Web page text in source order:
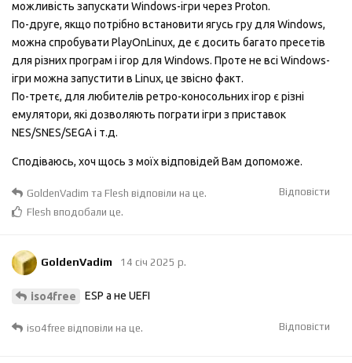
можливість запускати Windows-ігри через Proton.
По-друге, якщо потрібно встановити ягусь гру для Windows,
можна спробувати PlayOnLinux, де є досить багато пресетів
для різних програм і ігор для Windows. Проте не всі Windows-
ігри можна запустити в Linux, це звісно факт.
По-третє, для любителів ретро-коносольних ігор є різні
емулятори, які дозволяють пограти ігри з приставок
NES/SNES/SEGA і т.д.
Сподіваюсь, хоч щось з моїх відповідей Вам допоможе.
Відповісти
GoldenVadim та Flesh відповіли на це.
Flesh вподобали це.
GoldenVadim 14 січ 2025 р.
iso4free ESP а не UEFI
Відповісти
iso4free відповіли на це.